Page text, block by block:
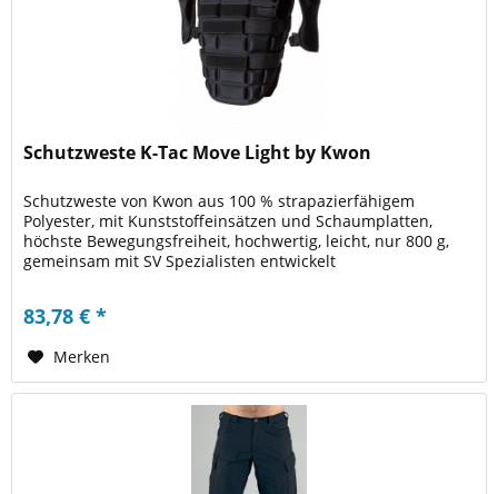
Schutzweste K-Tac Move Light by Kwon
Schutzweste von Kwon aus 100 % strapazierfähigem
Polyester, mit Kunststoffeinsätzen und Schaumplatten,
höchste Bewegungsfreiheit, hochwertig, leicht, nur 800 g,
gemeinsam mit SV Spezialisten entwickelt
83,78 € *
Merken